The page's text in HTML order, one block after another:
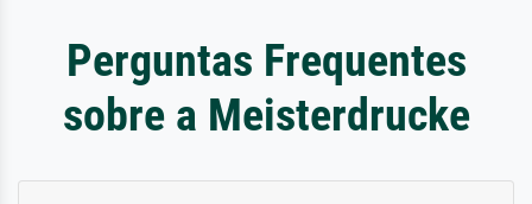
Perguntas Frequentes
sobre a Meisterdrucke